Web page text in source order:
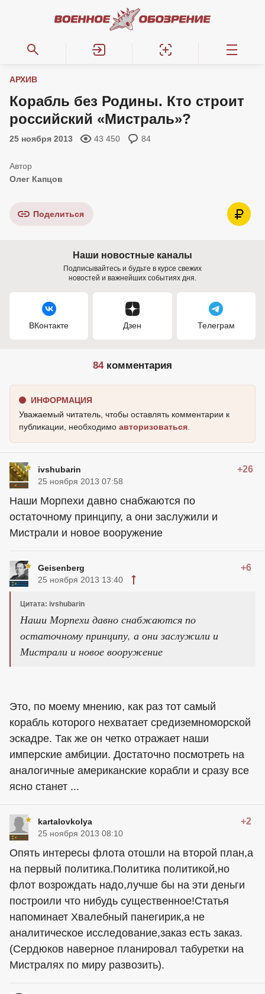
АРХИВ
Корабль без Родины. Кто строит
российский «Мистраль»?
25 ноября 2013 43 450 84
Олег Капцов
Поделиться
Наши новостные каналы
Подписывайтесь и будьте в курсе свежих
новостей и важнейших событиях дня.
ВКонтакте Дзен Телеграм
84комментария
ИНФОРМАЦИЯ
Уважаемый читатель, чтобы оставлять комментарии к
публикации, необходимо авторизоваться
ivshubarin +26
25 ноября 2013 07:58
Наши Морпехи давно снабжаются по
остаточному принципу, а они заслужили и
Мистрали и новое вооружение
Geisenberg +6
25 ноября 2013 13:40
Цитата: ivshubarin
Наши Морпехи давно снабжаются по
остаточному принципу, а они заслужили и
Мистрали и новое вооружение
Это, по моему мнению, как раз тот самый
корабль которого нехватает средиземноморской
эскадре. Так же он четко отражает наши
имперские амбиции. Достаточно посмотреть на
аналогичные американские корабли и сразу все
ясно станет ...
kartalovkolya +2
25 ноября 2013 08:10
Опять интересы флота отошли на второй план,а
на первый политика.Политика политикой,но
флот возрождать надо,лучше бы на эти деньги
построили что нибудь существенное!Статья
напоминает Хвалебный панегирик,а не
аналитическое исследование,заказ есть заказ.
(Сердюков наверное планировал табуретки на
Мистралях по миру развозить).